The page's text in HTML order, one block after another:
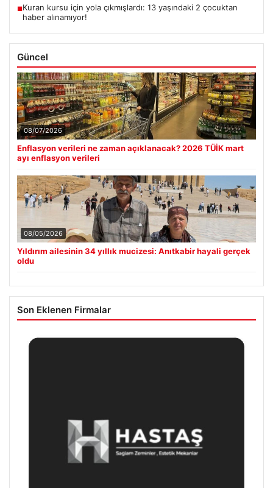
■Kuran kursu için yola çıkmışlardı: 13 yaşındaki 2 çocuktan
haber alınamıyor!
Güncel
08/07/2026
Enflasyon verileri ne zaman açıklanacak? 2026 TÜİK mart
ayı enflasyon verileri
08/05/2026
Yıldırım ailesinin 34 yıllık mucizesi: Anıtkabir hayali gerçek
oldu
Son Eklenen Firmalar